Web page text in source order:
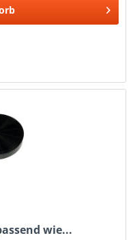
wie...